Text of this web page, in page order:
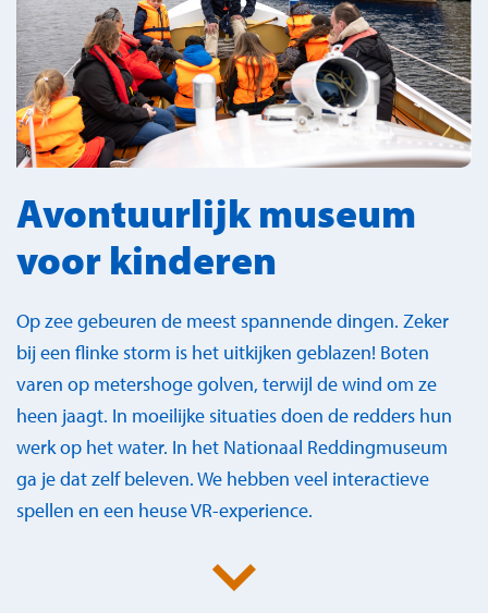
Avontuurlijk museum
voor kinderen
Op zee gebeuren de meest spannende dingen. Zeker
bij een flinke storm is het uitkijken geblazen! Boten
varen op metershoge golven, terwijl de wind om ze
heen jaagt. In moeilijke situaties doen de redders hun
werk op het water. In het Nationaal Reddingmuseum
ga je dat zelf beleven. We hebben veel interactieve
spellen en een heuse VR-experience.